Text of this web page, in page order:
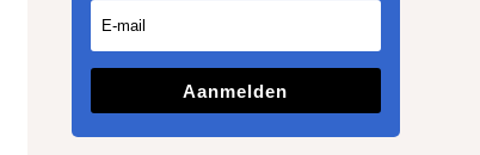
Aanmelden